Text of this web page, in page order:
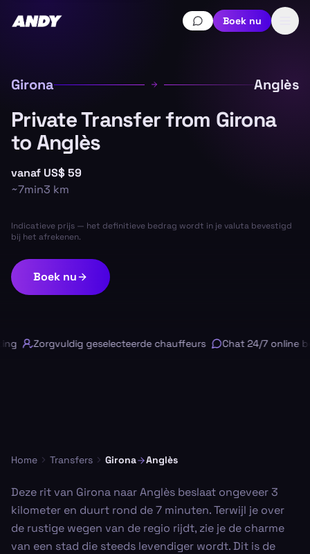
Boek nu
Girona Anglès
Private Transfer from Girona
to Anglès
vanaf US$ 59
~7min3 km
Indicatieve prijs — het definitieve bedrag wordt in je valuta bevestigd
bij het afrekenen.
Boek nu
Zorgvuldig geselecteerde chauffeurs Chat 24/7 online
Home Transfers Girona Anglès
Deze rit van Girona naar Anglès beslaat ongeveer 3
kilometer en duurt rond de 7 minuten. Terwijl je over
de rustige wegen van de regio rijdt, zie je de charme
van een stad die steeds levendiger wordt. Dit is de